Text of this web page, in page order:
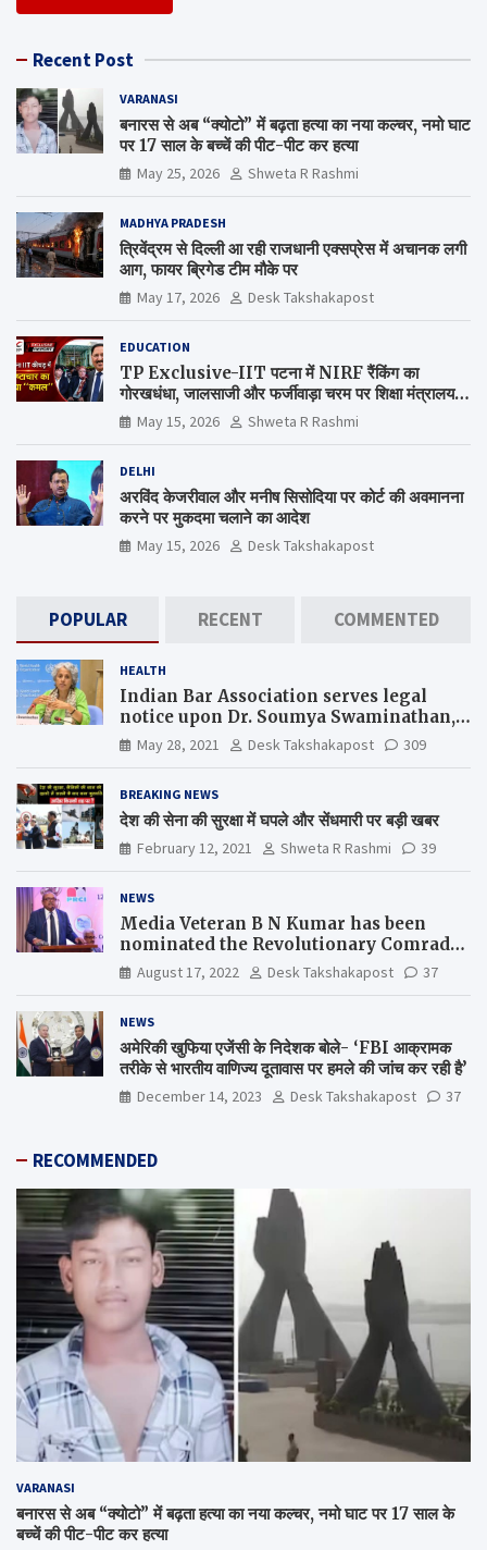
Recent Post
VARANASI
बनारस से अब “क्योटो” में बढ़ता हत्या का नया कल्चर, नमो घाट
पर 17 साल के बच्चें की पीट-पीट कर हत्या
May 25, 2026 Shweta R Rashmi
MADHYA PRADESH
त्रिवेंद्रम से दिल्ली आ रही राजधानी एक्सप्रेस में अचानक लगी
आग, फायर ब्रिगेड टीम मौके पर
May 17, 2026 Desk Takshakapost
EDUCATION
TP Exclusive-IIT पटना में NIRF रैंकिंग का
गोरखधंधा, जालसाजी और फर्जीवाड़ा चरम पर शिक्षा मंत्रालय
कब जागेगा ?
May 15, 2026 Shweta R Rashmi
DELHI
अरविंद केजरीवाल और मनीष सिसोदिया पर कोर्ट की अवमानना
करने पर मुकदमा चलाने का आदेश
May 15, 2026 Desk Takshakapost
POPULAR RECENT COMMENTED
HEALTH
Indian Bar Association serves legal
notice upon Dr. Soumya Swaminathan,
the Chief Scientist, WHO
May 28, 2021 Desk Takshakapost 309
BREAKING NEWS
देश की सेना की सुरक्षा में घपले और सेंधमारी पर बड़ी खबर
February 12, 2021 Shweta R Rashmi 39
NEWS
Media Veteran B N Kumar has been
nominated the Revolutionary Comrade
Shiv Varma Media Award 2022-23
August 17, 2022 Desk Takshakapost 37
NEWS
अमेरिकी खुफिया एजेंसी के निदेशक बोले- ‘FBI आक्रामक
तरीके से भारतीय वाणिज्य दूतावास पर हमले की जांच कर रही है’
December 14, 2023 Desk Takshakapost 37
RECOMMENDED
VARANASI
बनारस से अब “क्योटो” में बढ़ता हत्या का नया कल्चर, नमो घाट पर 17 साल के
बच्चें की पीट-पीट कर हत्या